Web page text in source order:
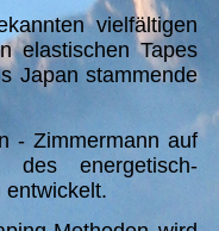
vielfältigen
elastischen Tapes
Japan stammende
- Zimmermann auf
energetisch-
entwickelt.